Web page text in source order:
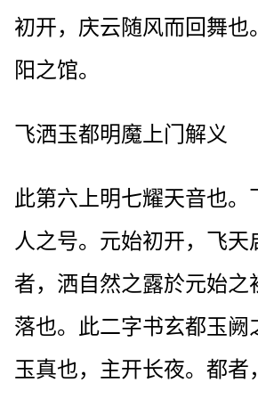
初开，庆云随风而回舞也
阳之馆。
飞洒玉都明魔上门解义
此第六上明七耀天音也。
人之号。元始初开，飞天
者，洒自然之露於元始之
落也。此二字书玄都玉阙
玉真也，主开长夜。都者